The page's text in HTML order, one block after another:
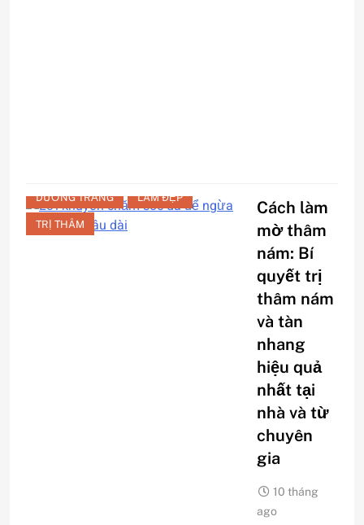
DƯỠNG TRẮNG LÀM ĐẸP
TRỊ THÂM
Cách làm
mờ thâm
nám: Bí
quyết trị
thâm nám
và tàn
nhang
hiệu quả
nhất tại
nhà và từ
chuyên
gia
10 tháng
ago